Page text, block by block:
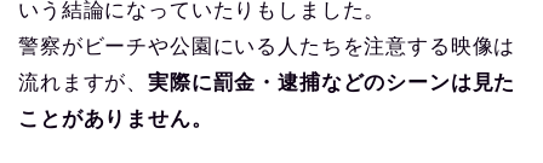
いう結論になっていたりもしました。
警察がビーチや公園にいる人たちを注意する映像は
流れますが、実際に罰金・逮捕などのシーンは見た
ことがありません。